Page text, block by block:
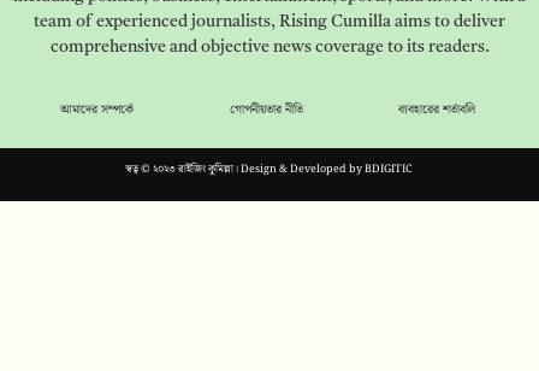
team of experienced journalists, Rising Cumilla aims to deliver
comprehensive and objective news coverage to its readers.
আমাদের সম্পর্কে গোপনীয়তার নীতি ব্যবহারের শর্তাবলি
স্বত্ব © ২০২৩ রাইজিং কুমিল্লা। Design & Developed byBDIGITIC